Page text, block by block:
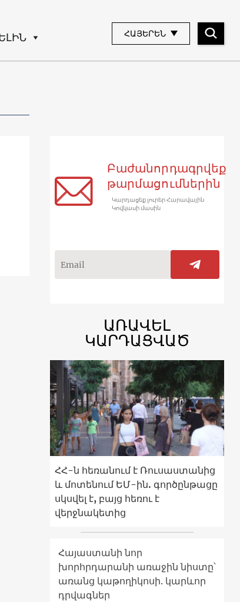
ՀԱՅԵՐԵՆ
Բաժանորդագրվեք
թարմացումներին
Կարդացեք լուրեր Հարավային
Կովկասի մասին
ԱՌԱՎԵԼ
ԿԱՐԴԱՑՎԱԾ
ՀՀ-ն հեռանում է Ռուսաստանից
և մոտենում ԵՄ-ին. գործընթացը
սկսվել է, բայց հեռու է
վերջնակետից
Հայաստանի նոր
խորհրդարանի առաջին նիստը՝
առանց կաթողիկոսի. կարևոր
դրվագներ